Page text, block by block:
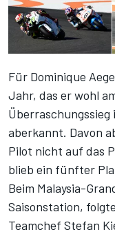
Für Dominique
Jahr, das er wohl
Überraschungssieg
aberkannt. Davon
Pilot nicht auf das
blieb ein fünfter
Beim Malaysia-
Saisonstation,
Teamchef Stefan